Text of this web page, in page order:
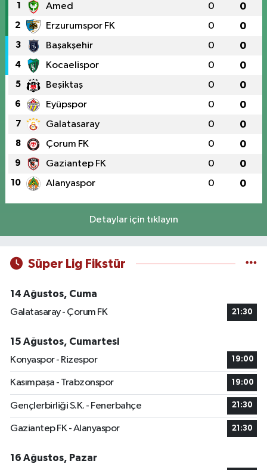
1 Amed 0 0
2 Erzurumspor FK 0 0
3 Başakşehir 0 0
4 Kocaelispor 0 0
5 Beşiktaş 0 0
6 Eyüpspor 0 0
7 Galatasaray 0 0
8 Çorum FK 0 0
9 Gaziantep FK 0 0
10 Alanyaspor 0 0
Detaylar için tıklayın
Süper Lig Fikstür
14 Ağustos, Cuma
Galatasaray - Çorum FK
21:30
15 Ağustos, Cumartesi
Konyaspor - Rizespor
19:00
Kasımpaşa - Trabzonspor 19:00
Gençlerbirliği S.K. - Fenerbahçe 21:30
Gaziantep FK - Alanyaspor 21:30
16 Ağustos, Pazar